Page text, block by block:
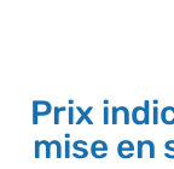
Prix
mise en